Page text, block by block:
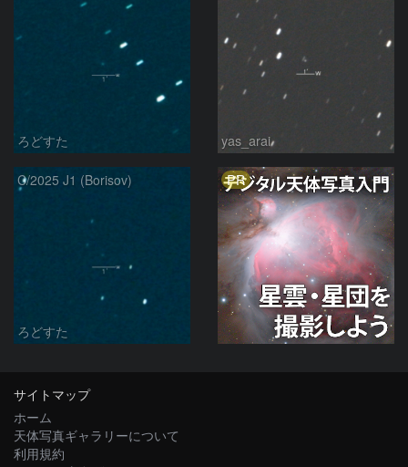
ろどすた yas_arai
C/2025 J1 (Borisov)
ろどすた
PR
サイトマップ
ホーム
天体写真ギャラリーについて
利用規約